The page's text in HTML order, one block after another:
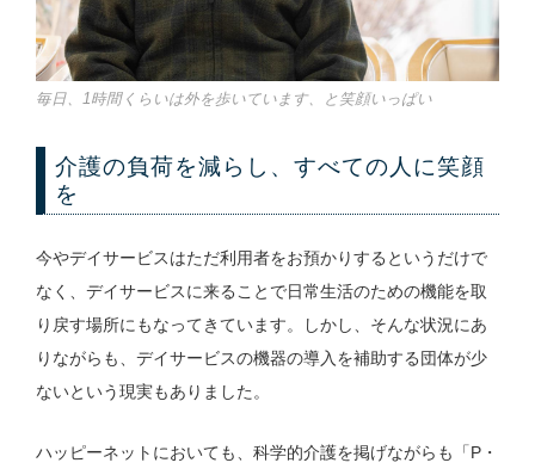
毎日、1時間くらいは外を歩いています、と笑顔いっぱい
介護の負荷を減らし、すべての人に笑顔
を
今やデイサービスはただ利用者をお預かりするというだけで
なく、デイサービスに来ることで日常生活のための機能を取
り戻す場所にもなってきています。しかし、そんな状況にあ
りながらも、デイサービスの機器の導入を補助する団体が少
ないという現実もありました。
ハッピーネットにおいても、科学的介護を掲げながらも「P・